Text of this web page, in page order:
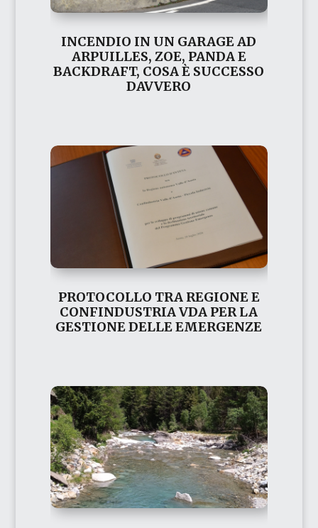
INCENDIO IN UN GARAGE AD
ARPUILLES, ZOE, PANDA E
BACKDRAFT, COSA È SUCCESSO
DAVVERO
PROTOCOLLO TRA REGIONE E
CONFINDUSTRIA VDA PER LA
GESTIONE DELLE EMERGENZE